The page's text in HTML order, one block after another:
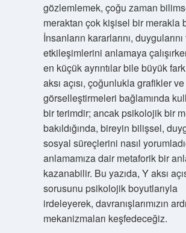
gözlemlemek, çoğu zaman
meraktan çok kişisel bir merakla
İnsanların kararlarını,
etkileşimlerini anlamaya
en küçük ayrıntılar bile büyük
aksı açısı, çoğunlukla grafikler
görselleştirmeleri bağlamında
bir terimdir; ancak psikolojik bir
bakıldığında, bireyin bilişsel,
sosyal süreçlerini nasıl
anlamamıza dair metaforik bir
kazanabilir. Bu yazıda, Y aksı
sorusunu psikolojik boyutlarıyla
irdeleyerek, davranışlarımızın
mekanizmaları keşfedeceğiz.